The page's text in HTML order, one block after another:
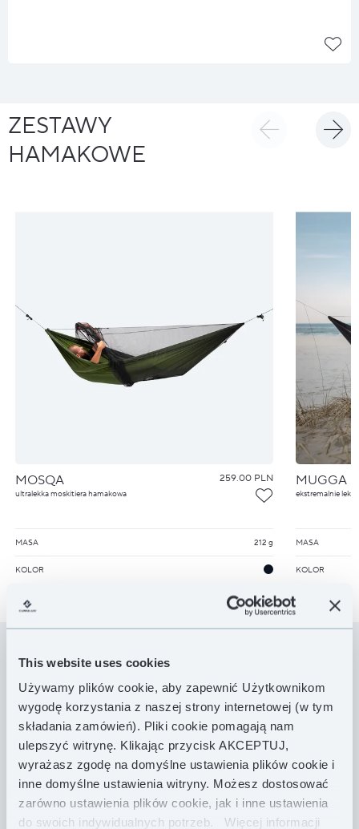
This website uses cookies
Używamy plików cookie, aby zapewnić Użytkownikom
wygodę korzystania z naszej strony internetowej (w tym
składania zamówień). Pliki cookie pomagają nam
ulepszyć witrynę. Klikając przycisk AKCEPTUJ,
wyrażasz zgodę na domyślne ustawienia plików cookie i
inne domyślne ustawienia witryny. Możesz dostosować
zarówno ustawienia plików cookie, jak i inne ustawienia
do swoich indywidualnych potrzeb.
Więcej informacji
ZESTAWY
HAMAKOWE
259.00 PLN
MOSQA
ultralekka moskitiera hamakowa
MASA 212 g
KOLOR
MUGGA
ekstremalnie
MASA
KOLOR
TOPQUILTY
do hamaków